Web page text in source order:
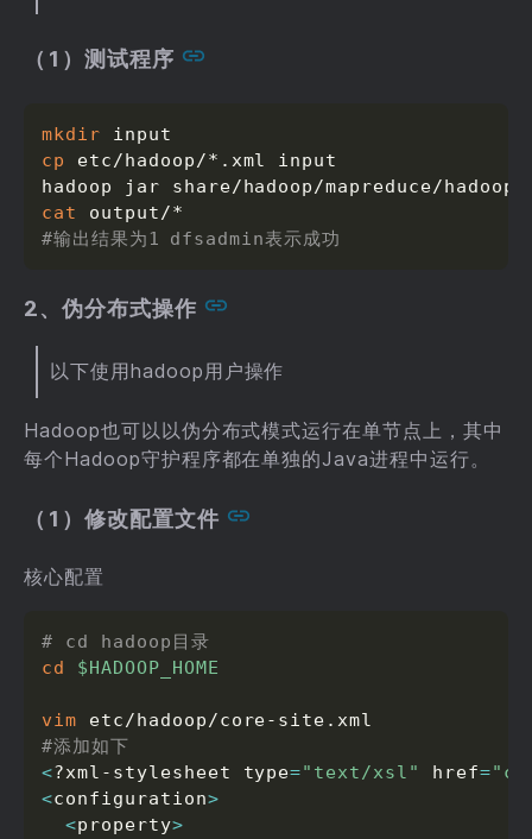
（1）测试程序
mkdir
cp
etc/hadoop/*.xml input
hadoop jar share/hadoop/mapreduce/
cat
#输出结果为1	dfsadmin表示成功
2、伪分布式操作
以下使用hadoop用户操作
Hadoop也可以以伪分布式模式运行在单节点上，其中
每个Hadoop守护程序都在单独的Java进程中运行。
（1）修改配置文件
核心配置
# cd hadoop目录
cd
$HADOOP_HOME
vim
#添加如下
<?xml-stylesheet type="text/xsl" href=
<configuration>
<property>